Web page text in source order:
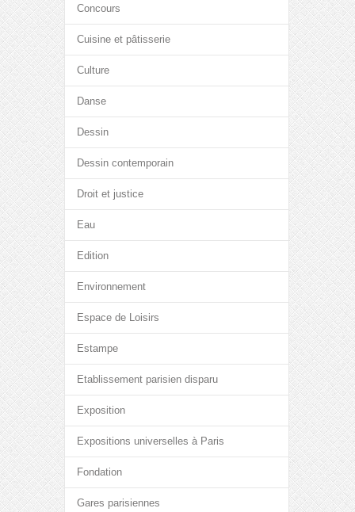
Concours
Cuisine et pâtisserie
Culture
Danse
Dessin
Dessin contemporain
Droit et justice
Eau
Edition
Environnement
Espace de Loisirs
Estampe
Etablissement parisien disparu
Exposition
Expositions universelles à Paris
Fondation
Gares parisiennes